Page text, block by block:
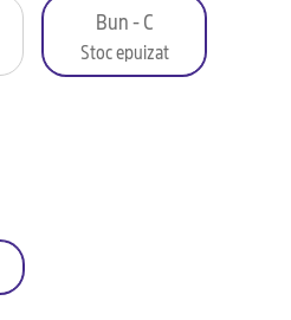
Bun - C
Stoc epuizat